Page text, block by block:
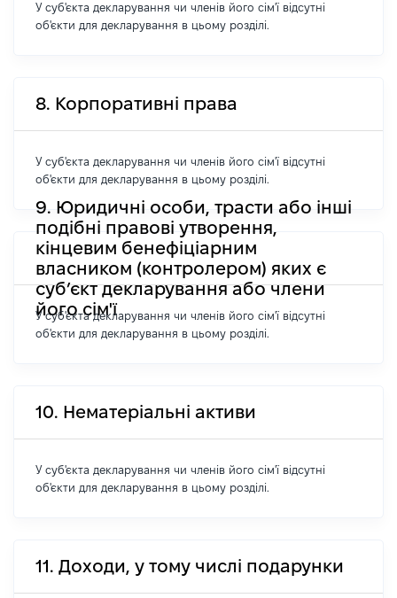
У суб'єкта декларування чи членів його сім'ї відсутні
об'єкти для декларування в цьому розділі.
8. Корпоративні права
У суб'єкта декларування чи членів його сім'ї відсутні
об'єкти для декларування в цьому розділі.
9. Юридичні особи, трасти або інші
подібні правові утворення,
кінцевим бенефіціарним
власником (контролером) яких є
суб’єкт декларування або члени
його сім'ї
У суб'єкта декларування чи членів його сім'ї відсутні
об'єкти для декларування в цьому розділі.
10. Нематеріальні активи
У суб'єкта декларування чи членів його сім'ї відсутні
об'єкти для декларування в цьому розділі.
11. Доходи, у тому числі подарунки